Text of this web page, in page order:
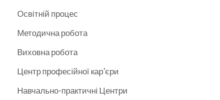
Освітній процес
Методична робота
Виховна робота
Центр професійної кар’єри
Навчально-практичні Центри